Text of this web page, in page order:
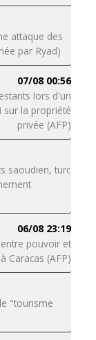
attaque des
par Ryad)
07/08 00:56
lors d'un
la propriété
privée (AFP)
saoudien, turc
06/08 23:19
pouvoir et
Caracas (AFP)
"tourisme